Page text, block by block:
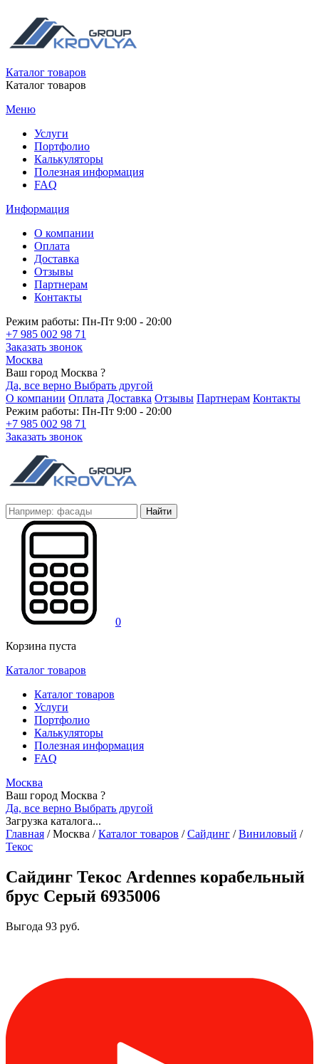
Каталог товаров
Каталог товаров
Меню
Услуги
Портфолио
Калькуляторы
Полезная информация
FAQ
Информация
О компании
Оплата
Доставка
Отзывы
Партнерам
Контакты
Режим работы: Пн-Пт 9:00 - 20:00
+7 985 002 98 71
Заказать звонок
Москва
Ваш город Москва ?
Да, все верно Выбрать другой
О компании Оплата Доставка Отзывы Партнерам Контакты
Режим работы: Пн-Пт 9:00 - 20:00
+7 985 002 98 71
Заказать звонок
Найти
0
Корзина пуста
Каталог товаров
Каталог товаров
Услуги
Портфолио
Калькуляторы
Полезная информация
FAQ
Москва
Ваш город Москва ?
Да, все верно Выбрать другой
Загрузка каталога...
Главная /Москва / Каталог товаров / Сайдинг / Виниловый /
Текос
Сайдинг Текос Ardennes корабельный
брус Cерый 6935006
Выгода 93 руб.